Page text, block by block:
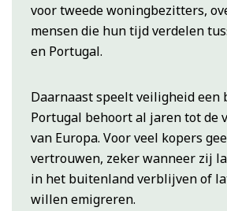
voor tweede woningbezitters,
mensen die hun tijd verdelen
en Portugal.
Daarnaast speelt veiligheid een
Portugal behoort al jaren tot de
van Europa. Voor veel kopers
vertrouwen, zeker wanneer zij
in het buitenland verblijven of
willen emigreren.